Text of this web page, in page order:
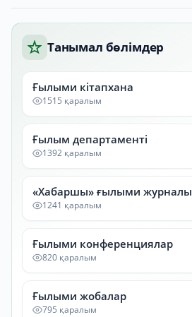
Танымал бөлімдер
Ғылыми кітапхана
1515 қаралым
Ғылым департаменті
1392 қаралым
«Хабаршы» ғылыми журналы
1241 қаралым
Ғылыми конференциялар
820 қаралым
Ғылыми жобалар
795 қаралым